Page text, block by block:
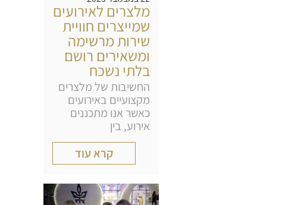
מלצרים לאירועים
שמייצרים חוויית
שירות מרשימה
ומשאירים רושם
בלתי נשכח
החשיבות של מלצרים
מקצועיים באירועים
כאשר אנו מתכננים
אירוע, בין
קרא עוד